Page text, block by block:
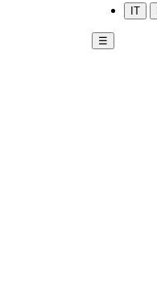
IT
☰